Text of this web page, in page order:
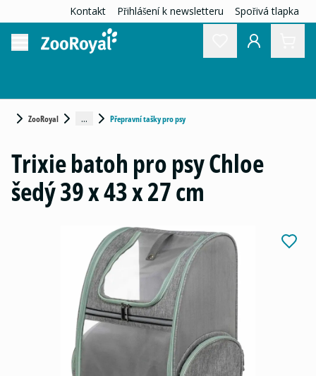
Kontakt Přihlášení k newsletteru Spořivá tlapka
ZooRoyal ... Přepravní tašky pro psy
Trixie batoh pro psy Chloe
šedý 39 x 43 x 27 cm